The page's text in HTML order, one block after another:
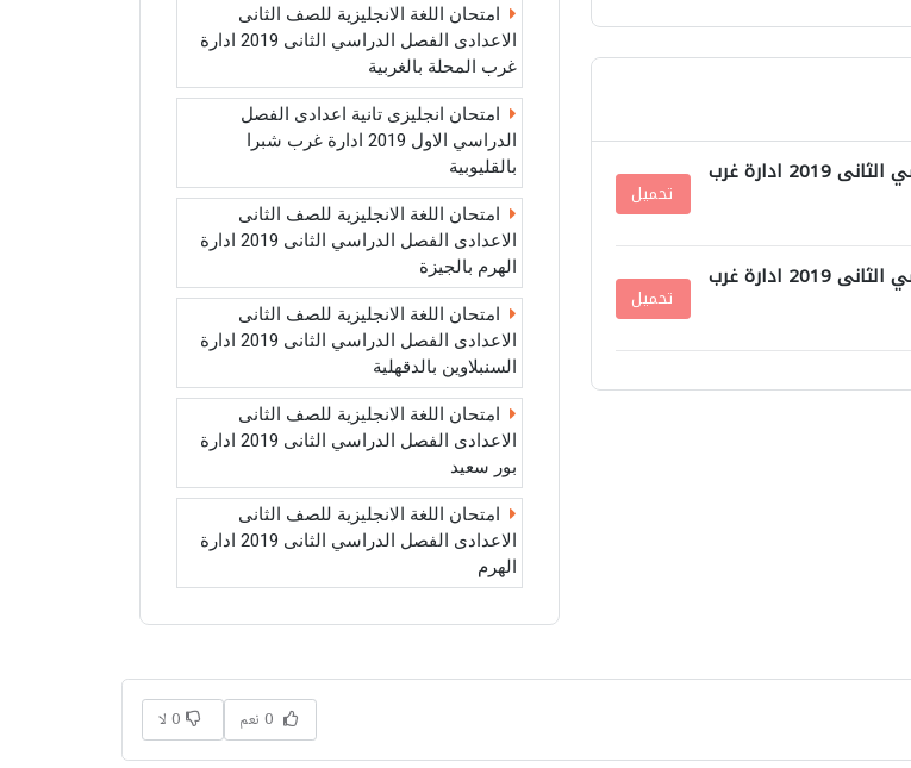
امتحان اللغة الانجليزية للصف الثانى الاعدادى الفصل الدراسي الثانى 2019 ادارة غرب
تحميل
امتحان اللغة الانجليزية للصف الثانى الاعدادى الفصل الدراسي الثانى 2019 ادارة غرب
تحميل
امتحان اللغة الانجليزية للصف الثانى
الاعدادى الفصل الدراسي الثانى 2019 ادارة
غرب المحلة بالغربية
امتحان انجليزى تانية اعدادى الفصل
الدراسي الاول 2019 ادارة غرب شبرا
بالقليوبية
امتحان اللغة الانجليزية للصف الثانى
الاعدادى الفصل الدراسي الثانى 2019 ادارة
الهرم بالجيزة
امتحان اللغة الانجليزية للصف الثانى
الاعدادى الفصل الدراسي الثانى 2019 ادارة
السنبلاوين بالدقهلية
امتحان اللغة الانجليزية للصف الثانى
الاعدادى الفصل الدراسي الثانى 2019 ادارة
بور سعيد
امتحان اللغة الانجليزية للصف الثانى
الاعدادى الفصل الدراسي الثانى 2019 ادارة
الهرم
0 نعم 0 لا